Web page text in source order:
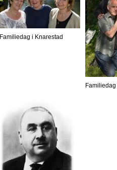
Familiedag i Knarestad